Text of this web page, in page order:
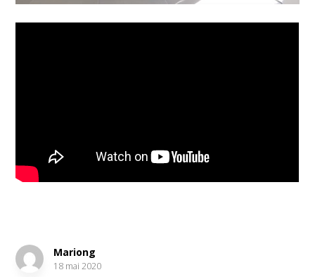
Mariong
18 mai 2020